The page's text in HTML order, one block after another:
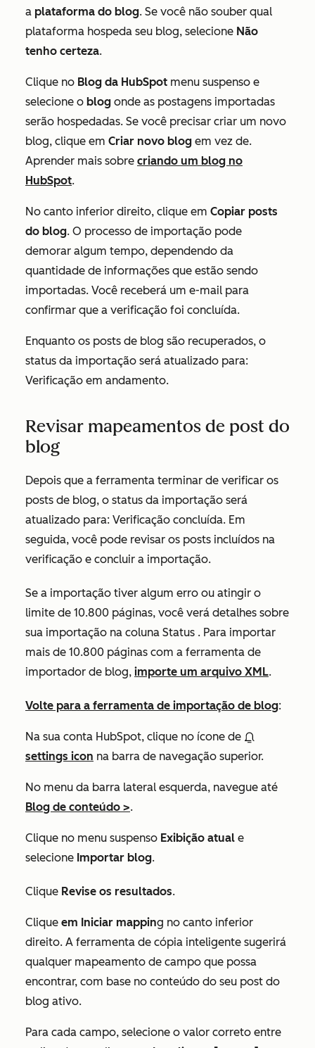
a plataforma do blog. Se você não souber qual
plataforma hospeda seu blog, selecione Não
tenho certeza.
Clique no Blog da HubSpot menu suspenso e
selecione o blog onde as postagens importadas
serão hospedadas. Se você precisar criar um novo
blog, clique em Criar novo blog em vez de.
Aprender mais sobre criando um blog no
HubSpot.
No canto inferior direito, clique em Copiar posts
do blog. O processo de importação pode
demorar algum tempo, dependendo da
quantidade de informações que estão sendo
importadas. Você receberá um e-mail para
confirmar que a verificação foi concluída.
Enquanto os posts de blog são recuperados, o
status da importação será atualizado para:
Verificação em andamento.
Revisar mapeamentos de post do
blog
Depois que a ferramenta terminar de verificar os
posts de blog, o status da importação será
atualizado para: Verificação concluída. Em
seguida, você pode revisar os posts incluídos na
verificação e concluir a importação.
Se a importação tiver algum erro ou atingir o
limite de 10.800 páginas, você verá detalhes sobre
sua importação na coluna Status . Para importar
mais de 10.800 páginas com a ferramenta de
importador de blog, importe um arquivo XML.
Volte para a ferramenta de importação de blog:
Na sua conta HubSpot, clique no ícone de
settings icon na barra de navegação superior.
No menu da barra lateral esquerda, navegue até
Blog de conteúdo >.
Clique no menu suspenso Exibição atual e
selecione Importar blog.
Clique Revise os resultados.
Clique em Iniciar mapping no canto inferior
direito. A ferramenta de cópia inteligente sugerirá
qualquer mapeamento de campo que possa
encontrar, com base no conteúdo do seu post do
blog ativo.
Para cada campo, selecione o valor correto entre